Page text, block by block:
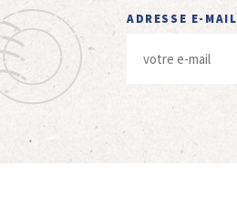
ADRESSE E-MAIL